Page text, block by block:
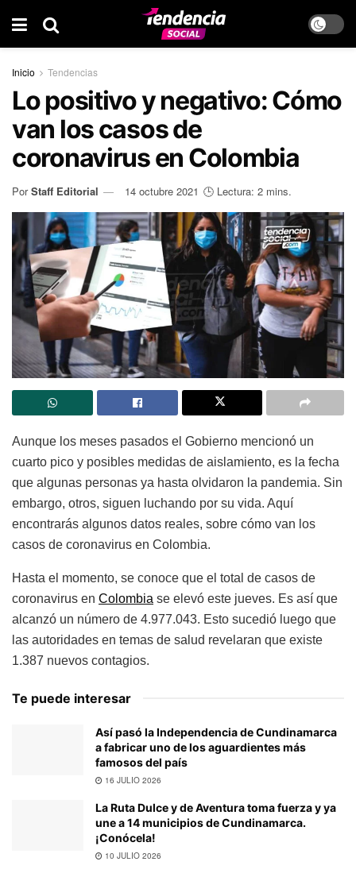
Inicio Tendencias
Lo positivo y negativo: Cómo
van los casos de
coronavirus en Colombia
Por Staff Editorial 14 octubre 2021 🕒 Lectura: 2 mins.
Aunque los meses pasados el Gobierno mencionó un
cuarto pico y posibles medidas de aislamiento, es la fecha
que algunas personas ya hasta olvidaron la pandemia. Sin
embargo, otros, siguen luchando por su vida. Aquí
encontrarás algunos datos reales, sobre cómo van los
casos de coronavirus en Colombia.
Hasta el momento, se conoce que el total de casos de
coronavirus en Colombia se elevó este jueves. Es así que
alcanzó un número de 4.977.043. Esto sucedió luego que
las autoridades en temas de salud revelaran que existe
1.387 nuevos contagios.
Te puede interesar
Así pasó la Independencia de Cundinamarca
a fabricar uno de los aguardientes más
famosos del país
16 JULIO 2026
La Ruta Dulce y de Aventura toma fuerza y ya
une a 14 municipios de Cundinamarca.
¡Conócela!
10 JULIO 2026